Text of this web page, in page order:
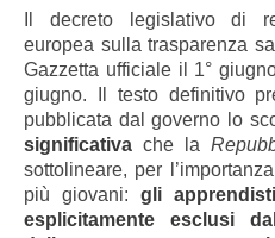
Il decreto legislativo di
europea sulla trasparenza
Gazzetta ufficiale il 1°
giugno. Il testo definitivo
pubblicata dal governo lo
significativa che la
sottolineare, per
più giovani: gli
esplicitamente esclusi